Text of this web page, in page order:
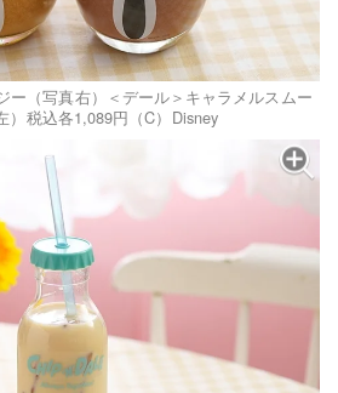
ー（写真右）＜デール＞キャラメルスムー
）税込各1,089円（C）Disney